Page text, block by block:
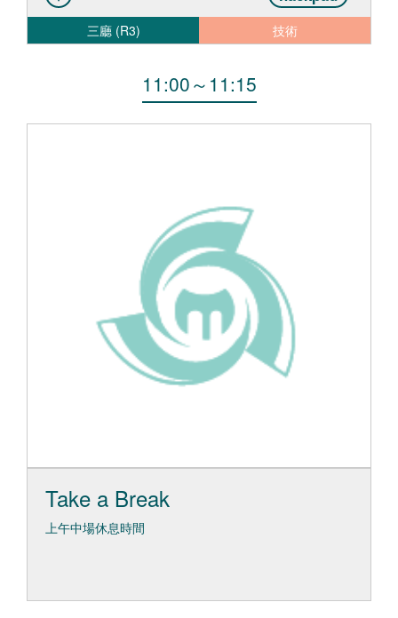
三廳 (R3) 技術
11:00～ 11:15
Take a Break
上午中場休息時間